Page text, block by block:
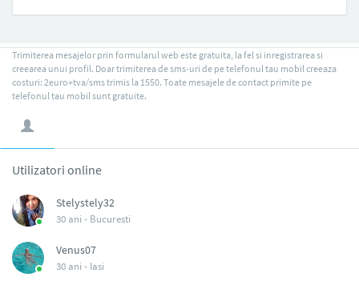
Trimiterea mesajelor prin formularul web este gratuita, la fel si inregistrarea si
creearea unui profil. Doar trimiterea de sms-uri de pe telefonul tau mobil creeaza
costuri: 2euro+tva/sms trimis la 1550. Toate mesajele de contact primite pe
telefonul tau mobil sunt gratuite.
Utilizatori online
Stelystely32
30 ani - Bucuresti
Venus07
30 ani - Iasi